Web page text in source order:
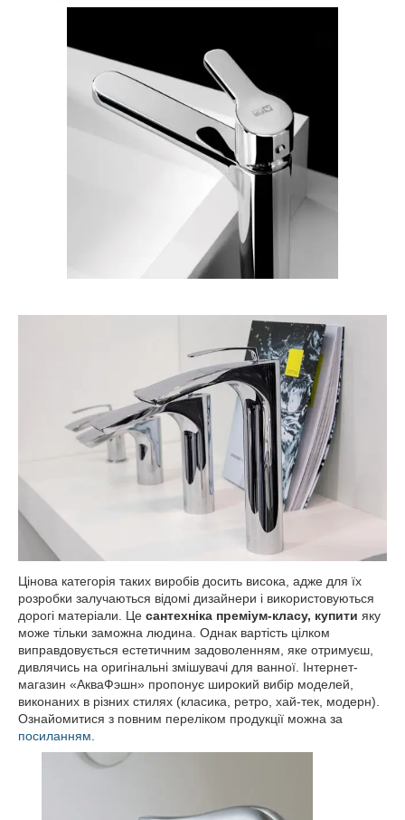
Цінова категорія таких виробів досить висока, адже для їх
розробки залучаються відомі дизайнери і використовуються
дорогі матеріали. Це сантехніка преміум-класу, купити яку
може тільки заможна людина. Однак вартість цілком
виправдовується естетичним задоволенням, яке отримуєш,
дивлячись на оригінальні змішувачі для ванної. Інтернет-
магазин «АкваФэшн» пропонує широкий вибір моделей,
виконаних в різних стилях (класика, ретро, хай-тек, модерн).
Ознайомитися з повним переліком продукції можна за
посиланням